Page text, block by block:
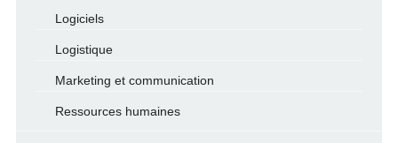
Logiciels
Logistique
Marketing et communication
Ressources humaines